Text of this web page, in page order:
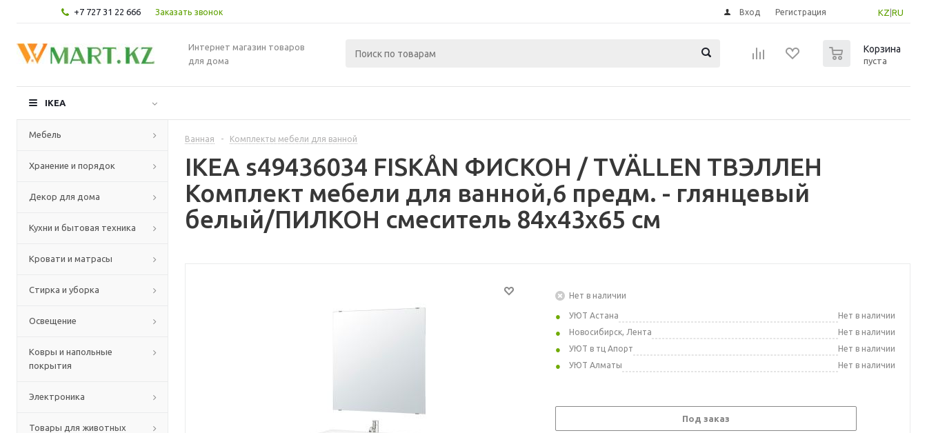
+7 727 31 22 666 Заказать звонок KZ RU
Вход Регистрация
Интернет магазин товаров
для дома
Корзина
пуста
IKEA
Мебель
Хранение и порядок
Декор для дома
Кухни и бытовая техника
Кровати и матрасы
Стирка и уборка
Освещение
Ковры и напольные
покрытия
Электроника
Товары для животных
Ванная - Комплекты мебели для ванной
IKEA s49436034 FISKÅN ФИСКОН / TVÄLLEN ТВЭЛЛЕН
Комплект мебели для ванной,6 предм. - глянцевый
белый/ПИЛКОН смеситель 84x43x65 см
Нет в наличии
УЮТ Астана
Нет в наличии
Новосибирск, Лента
Нет в наличии
УЮТ в тц Апорт
Нет в наличии
УЮТ Алматы
Нет в наличии
Под заказ